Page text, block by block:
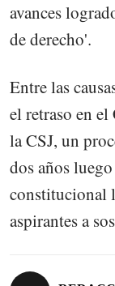
avances
de derecho'.
Entre las
el retraso en
la CSJ, un
dos años
constitucional
aspirantes a